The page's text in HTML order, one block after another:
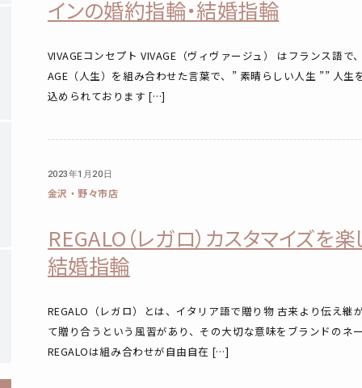
インの婚約指輪・結婚指輪
VIVAGEコンセプト VIVAGE（ヴィヴァージュ） はフランス語で
AGE（人生）を組み合わせた言葉で、” 素晴らしい人生 ”” 人生
込められております […]
2023年1月20日
金沢・野々市店
REGALO（レガロ）カスタマイズを
結婚指輪
REGALO（レガロ）とは、イタリア語で贈り物 古来より伝え継
て贈り合うという風習があり、その大切な意味をブランドのネ
REGALOは組み合わせが自由自在 […]